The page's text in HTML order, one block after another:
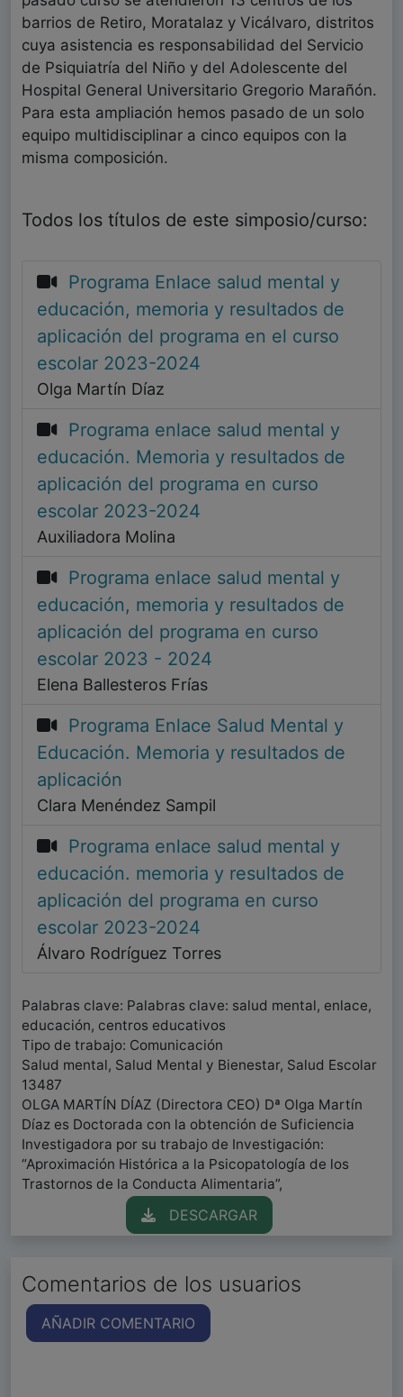
barrios de Retiro, Moratalaz y Vicálvaro, distritos
cuya asistencia es responsabilidad del Servicio
de Psiquiatría del Niño y del Adolescente del
Hospital General Universitario Gregorio Marañón.
Para esta ampliación hemos pasado de un solo
equipo multidisciplinar a cinco equipos con la
misma composición.
Todos los títulos de este simposio/curso:
Programa Enlace salud mental y
educación, memoria y resultados de
aplicación del programa en el curso
escolar 2023-2024
Olga Martín Díaz
Programa enlace salud mental y
educación. Memoria y resultados de
aplicación del programa en curso
escolar 2023-2024
Auxiliadora Molina
Programa enlace salud mental y
educación, memoria y resultados de
aplicación del programa en curso
escolar 2023 - 2024
Elena Ballesteros Frías
Programa Enlace Salud Mental y
Educación. Memoria y resultados de
aplicación
Clara Menéndez Sampil
Programa enlace salud mental y
educación. memoria y resultados de
aplicación del programa en curso
escolar 2023-2024
Álvaro Rodríguez Torres
Palabras clave: Palabras clave: salud mental, enlace,
educación, centros educativos
Tipo de trabajo: Comunicación
Salud mental, Salud Mental y Bienestar, Salud Escolar
13487
OLGA MARTÍN DÍAZ (Directora CEO) Dª Olga Martín
Díaz es Doctorada con la obtención de Suficiencia
Investigadora por su trabajo de Investigación:
“Aproximación Histórica a la Psicopatología de los
Trastornos de la Conducta Alimentaria”,
DESCARGAR
Comentarios de los usuarios
AÑADIR COMENTARIO